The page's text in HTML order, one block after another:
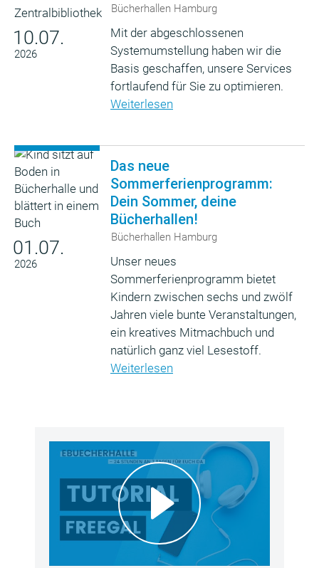
10.07.
2026
Bücherhallen Hamburg
Mit der abgeschlossenen
Systemumstellung haben wir die
Basis geschaffen, unsere Services
fortlaufend für Sie zu optimieren.
Weiterlesen
01.07.
2026
Das neue
Sommerferienprogramm:
Dein Sommer, deine
Bücherhallen!
Bücherhallen Hamburg
Unser neues
Sommerferienprogramm bietet
Kindern zwischen sechs und zwölf
Jahren viele bunte Veranstaltungen,
ein kreatives Mitmachbuch und
natürlich ganz viel Lesestoff.
Weiterlesen